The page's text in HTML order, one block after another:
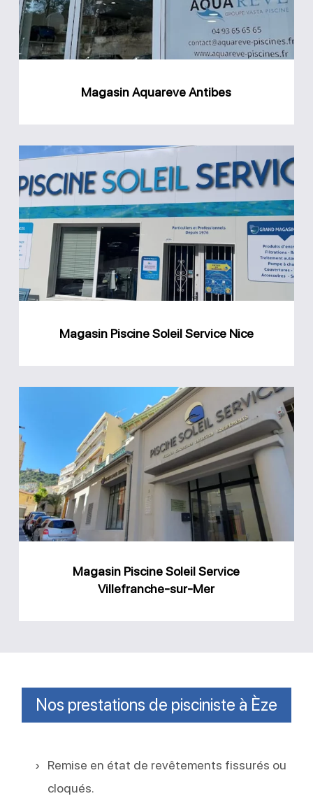
Magasin Aquareve Antibes
Piscine
Soleil
Service
Nice
Magasin Piscine Soleil Service Nice
Magasin
Piscine
Soleil
Service
Villefranche-
sur-
Magasin Piscine Soleil Service
Villefranche-sur-Mer
Nos prestations de pisciniste à Èze
Remise en état de revêtements fissurés ou
cloqués.